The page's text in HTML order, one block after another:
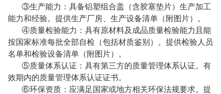
③生产能力：具备铝塑组合盖（含胶塞垫片）生产加工
能力和经验。提供生产厂房、生产设备清单（附图片）。
④质量检验能力：具有原材料及成品质量检验能力且能
按国家标准每批全部自检（包括材质鉴别）。提供检验人员
名单和检验设备清单（附图片）。
⑤质量体系认证：具有第三方的质量管理体系认证。有
效期内的质量管理体系认证证书。
⑥环保资质：应满足国家或地方相关环保法规要求。提